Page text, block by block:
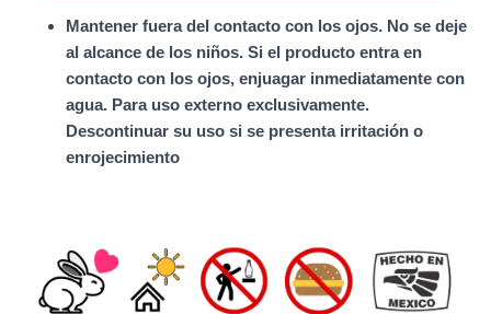
Mantener fuera del contacto con los ojos. No se deje
al alcance de los niños. Si el producto entra en
contacto con los ojos, enjuagar inmediatamente con
agua. Para uso externo exclusivamente.
Descontinuar su uso si se presenta irritación o
enrojecimiento